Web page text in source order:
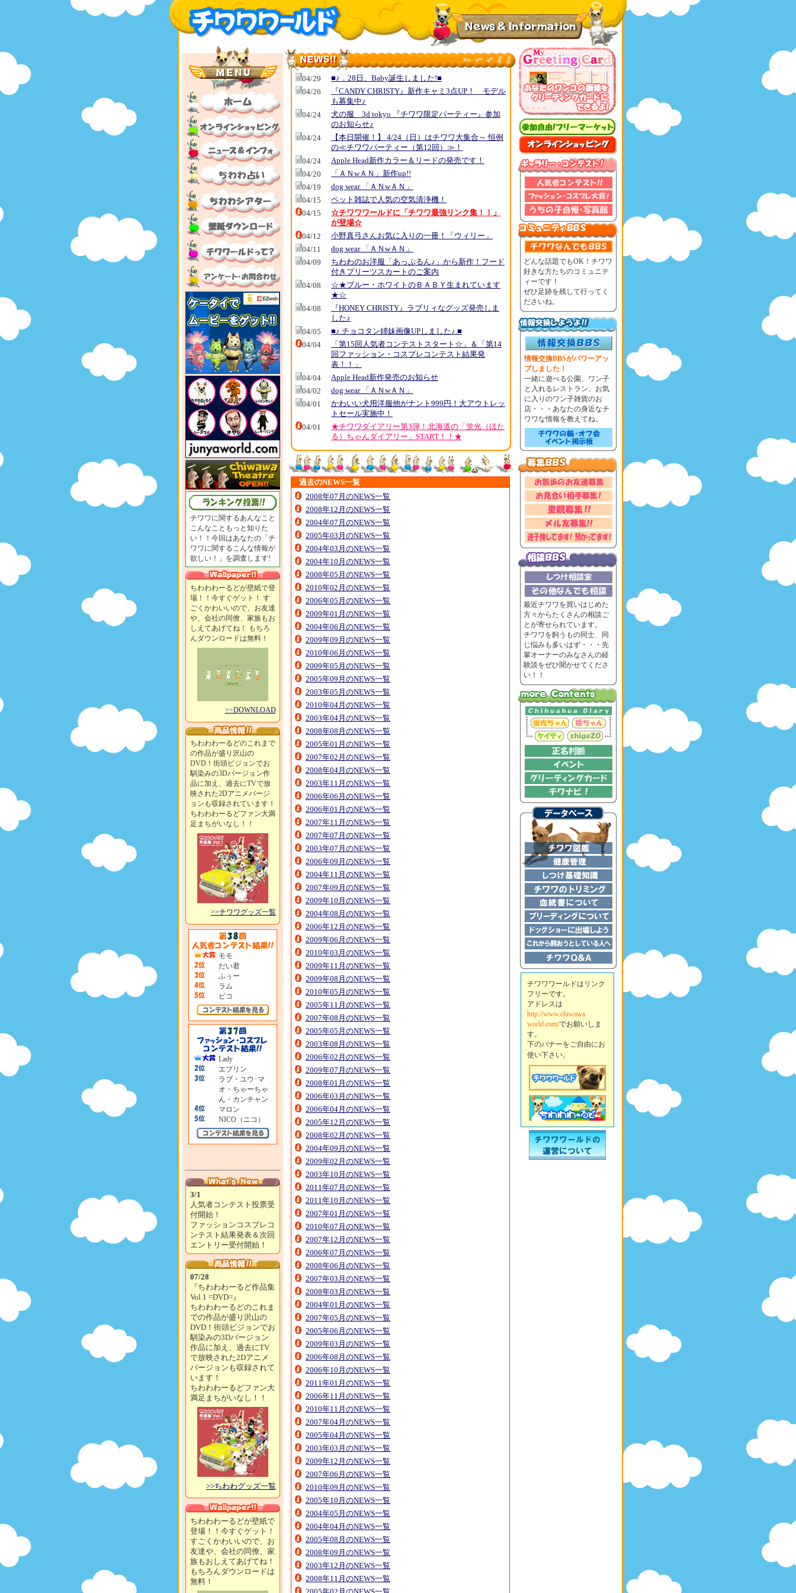
チワワに関するあんなこと
こんなこともっと知りた
い！！今回はあなたの「チ
ワワに関するこんな情報が
欲しい！」を調査します!
ちわわわーるどが壁紙で登
場！！今すぐゲット！ す
ごくかわいいので、お友達
や、会社の同僚、家族もお
しえてあげてね！ もちろ
んダウンロードは無料！
>>DOWNLOAD
ちわわわーるどのこれまで
の作品が盛り沢山の
DVD！街頭ビジョンでお
馴染みの3Dバージョン作
品に加え、過去にTVで放
映された2Dアニメバージ
ョンも収録されています！
ちわわわーるどファン大満
足まちがいなし！！
>>チワワグッズ一覧
モモ
だい君
ふぅー
ラム
ピコ
Lady
エブリン
ラブ・ユウ･マ
オ・ちゃーちゃ
ん・カンチャン
マロン
NICO（ニコ）
3/1
人気者コンテスト投票受
付開始！
ファッションコスプレコ
ンテスト結果発表＆次回
エントリー受付開始！
07/28
『ちわわわーるど作品集
Vol.1 =DVD=』
ちわわわーるどのこれま
での作品が盛り沢山の
DVD！街頭ビジョンでお
馴染みの3Dバージョン
作品に加え、過去にTV
で放映された2Dアニメ
バージョンも収録されて
います！
ちわわわーるどファン大
満足まちがいなし！！
>>ちわわグッズ一覧
ちわわわーるどが壁紙で
登場！！今すぐゲット！
すごくかわいいので、お
友達や、会社の同僚、家
族もおしえてあげてね！
もちろんダウンロードは
無料！
04/29
■♪．28日、Baby誕生しました!■
04/26
『CANDY CHRISTY』新作キャミ3点UP！ モデル
も募集中♪
04/24
犬の服 3d tokyo 『チワワ限定パーティー』参加
のお知らせ♪
04/24
【本日開催！】 4/24（日）はチワワ大集合～ 恒例
の≪チワワパーティー（第12回）≫！
04/24
Apple Head新作カラー＆リードの発売です！
04/20
「ＡＮwＡＮ」新作up!!
04/19
dog wear 「ＡＮwＡＮ」
04/15
ペット雑誌で人気の空気清浄機！
04/15
☆チワワワールドに「チワワ最強リンク集！！」
が登場☆
04/12
小野真弓さんお気に入りの一冊！「ウィリー」
04/11
dog wear 「ＡＮwＡＮ」
04/09
ちわわのお洋服「あっぷるん♪」から新作！フード
付きプリーツスカートのご案内
04/08
☆★ブルー・ホワイトのＢＡＢＹ生まれています
★☆
04/08
『HONEY CHRISTY』ラブリィなグッズ発売しま
した♪
04/05
■♪.チョコタン姉妹画像UPしました♪.■
04/04
「第15回人気者コンテストスタート☆」＆「第14
回ファッション・コスプレコンテスト結果発
表！！」
04/04
Apple Head新作発売のお知らせ
04/02
dog wear 「ＡＮwＡＮ」
04/01
かわいい犬用洋服他がナント999円！大アウトレッ
トセール実施中！
04/01
★チワワダイアリー第3弾！北海道の「蛍光（ほた
る）ちゃんダイアリー」START！！★
過去のNEWS一覧
2008年07月のNEWS一覧
2008年12月のNEWS一覧
2004年07月のNEWS一覧
2005年03月のNEWS一覧
2004年03月のNEWS一覧
2004年10月のNEWS一覧
2008年05月のNEWS一覧
2010年02月のNEWS一覧
2006年05月のNEWS一覧
2009年01月のNEWS一覧
2004年06月のNEWS一覧
2009年09月のNEWS一覧
2010年06月のNEWS一覧
2009年05月のNEWS一覧
2005年09月のNEWS一覧
2003年05月のNEWS一覧
2010年04月のNEWS一覧
2003年04月のNEWS一覧
2008年08月のNEWS一覧
2005年01月のNEWS一覧
2007年02月のNEWS一覧
2008年04月のNEWS一覧
2003年11月のNEWS一覧
2006年06月のNEWS一覧
2006年01月のNEWS一覧
2007年11月のNEWS一覧
2007年07月のNEWS一覧
2003年07月のNEWS一覧
2006年09月のNEWS一覧
2004年11月のNEWS一覧
2007年09月のNEWS一覧
2009年10月のNEWS一覧
2004年08月のNEWS一覧
2006年12月のNEWS一覧
2009年06月のNEWS一覧
2010年03月のNEWS一覧
2009年11月のNEWS一覧
2009年08月のNEWS一覧
2010年05月のNEWS一覧
2005年11月のNEWS一覧
2007年08月のNEWS一覧
2005年05月のNEWS一覧
2003年08月のNEWS一覧
2006年02月のNEWS一覧
2009年07月のNEWS一覧
2008年01月のNEWS一覧
2006年03月のNEWS一覧
2006年04月のNEWS一覧
2005年12月のNEWS一覧
2008年02月のNEWS一覧
2004年09月のNEWS一覧
2009年02月のNEWS一覧
2003年10月のNEWS一覧
2011年07月のNEWS一覧
2011年10月のNEWS一覧
2007年01月のNEWS一覧
2010年07月のNEWS一覧
2007年12月のNEWS一覧
2006年07月のNEWS一覧
2008年06月のNEWS一覧
2007年03月のNEWS一覧
2008年03月のNEWS一覧
2004年01月のNEWS一覧
2007年05月のNEWS一覧
2005年06月のNEWS一覧
2009年03月のNEWS一覧
2006年08月のNEWS一覧
2006年10月のNEWS一覧
2011年01月のNEWS一覧
2006年11月のNEWS一覧
2010年11月のNEWS一覧
2007年04月のNEWS一覧
2005年04月のNEWS一覧
2003年03月のNEWS一覧
2009年12月のNEWS一覧
2007年06月のNEWS一覧
2010年09月のNEWS一覧
2005年10月のNEWS一覧
2004年05月のNEWS一覧
2004年04月のNEWS一覧
2005年08月のNEWS一覧
2008年09月のNEWS一覧
2003年12月のNEWS一覧
2008年11月のNEWS一覧
どんな話題でもOK！チワワ
好きな方たちのコミュニテ
ィーです！
ぜひ足跡を残して行ってく
ださいね。
情報交換BBSがパワーアッ
プしました！
一緒に遊べる公園、ワン子
と入れるレストラン、お気
に入りのワン子雑貨のお
店・・・あなたの身近なチ
ワワな情報を教えてね。
最近チワワを買いはじめた
方々からたくさんの相談ご
とが寄せられています。
チワワを飼うもの同士、同
じ悩みも多いはず・・・先
輩オーナーのみなさんの経
験談をぜひ聞かせてくださ
い！！
チワワワールドはリンク
フリーです。
アドレスは
http://www.chiwawa
world.com/でお願いしま
す。
下のバナーをご自由にお
使い下さい。